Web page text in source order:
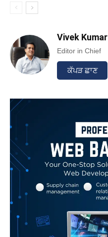
Vivek Kumar
Editor in Chief
ਕੱਪੜ ਛਾਣ